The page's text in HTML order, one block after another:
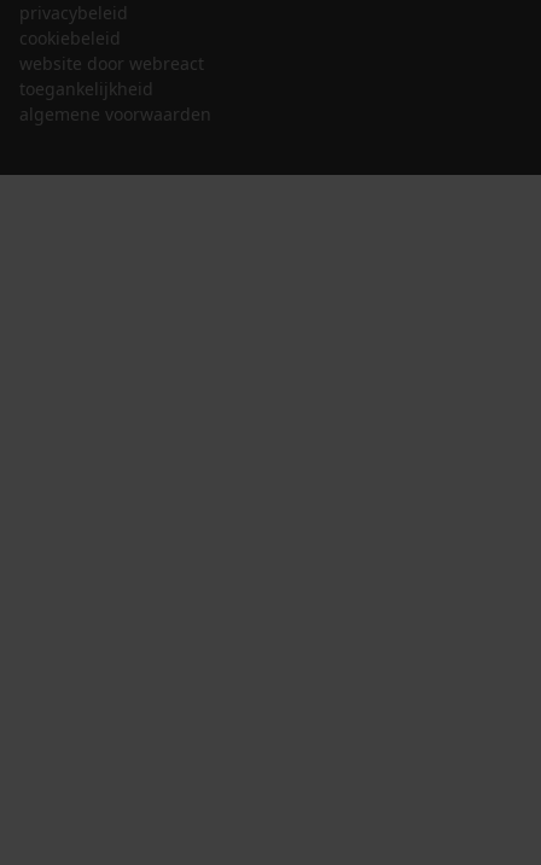
privacybeleid
cookiebeleid
website door webreact
toegankelijkheid
algemene voorwaarden